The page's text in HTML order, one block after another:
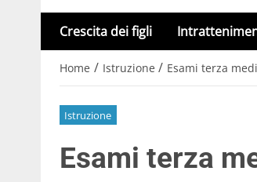
Crescita dei figli
Home / Istruzione / Esami terza
Istruzione
Esami terza